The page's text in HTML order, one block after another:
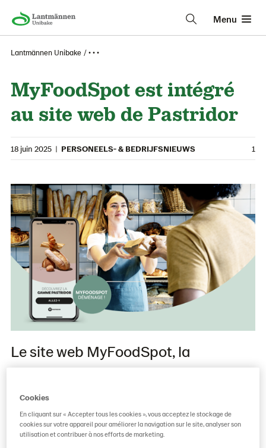
Menu
Lantmännen Unibake • • •
MyFoodSpot est intégré
au site web de Pastridor
18 juin 2025 | PERSONEELS- & BEDRIJFSNIEUWS 1
Le site web MyFoodSpot, la
Pastridor, sera bientôt intégré au site
web de Pastridor. L’app MyFoodSpot
et le programme de fidélisation que
Cookies
En cliquant sur « Accepter tous les cookies », vous acceptez le stockage de
cookies sur votre appareil pour améliorer la navigation sur le site, analyser son
utilisation et contribuer à nos efforts de marketing.